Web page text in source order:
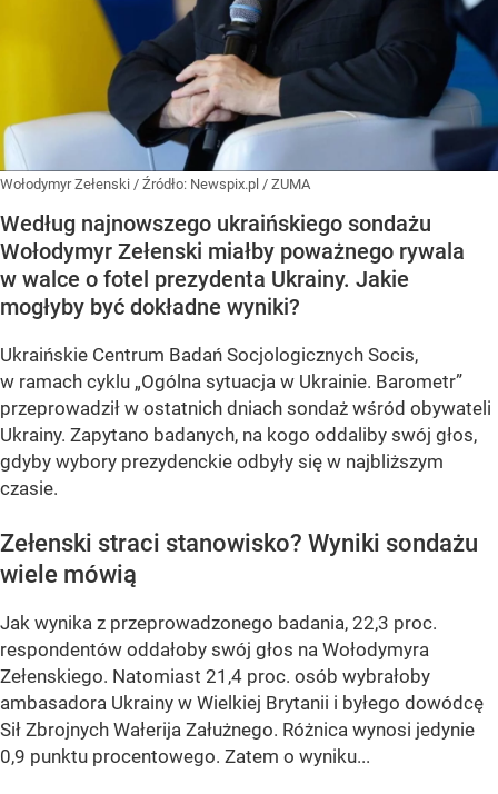
Wołodymyr Zełenski / Źródło: Newspix.pl / ZUMA
Według najnowszego ukraińskiego sondażu
Wołodymyr Zełenski miałby poważnego rywala
w walce o fotel prezydenta Ukrainy. Jakie
mogłyby być dokładne wyniki?
Ukraińskie Centrum Badań Socjologicznych Socis,
w ramach cyklu „Ogólna sytuacja w Ukrainie. Barometr”
przeprowadził w ostatnich dniach sondaż wśród obywateli
Ukrainy. Zapytano badanych, na kogo oddaliby swój głos,
gdyby wybory prezydenckie odbyły się w najbliższym
czasie.
Zełenski straci stanowisko? Wyniki sondażu
wiele mówią
Jak wynika z przeprowadzonego badania, 22,3 proc.
respondentów oddałoby swój głos na Wołodymyra
Zełenskiego. Natomiast 21,4 proc. osób wybrałoby
ambasadora Ukrainy w Wielkiej Brytanii i byłego dowódcę
Sił Zbrojnych Wałerija Załużnego. Różnica wynosi jedynie
0,9 punktu procentowego. Zatem o wyniku...